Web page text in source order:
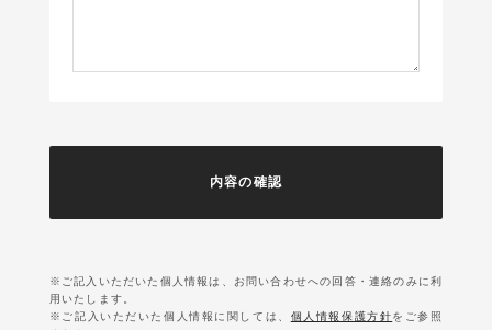
※ご記入いただいた個人情報は、お問い合わせへの回答・連絡のみに利
用いたします。
※ご記入いただいた個人情報に関しては、 個人情報保護方針をご参照